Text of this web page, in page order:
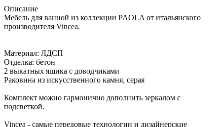
Описание
Мебель для ванной из коллекции PAOLA от итальянского
производителя Vincea.
Материал: ЛДСП
Отделка: бетон
2 выкатных ящика с доводчиками
Раковина из искусственного камня, серая
Комплект можно гармонично дополнить зеркалом с
подсветкой.
Vincea - самые передовые технологии и дизайнерские